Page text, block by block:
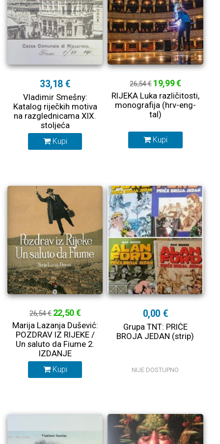
33,18 €
Vladimir Smešny:
Katalog riječkih motiva
na razglednicama XIX.
stoljeća
Kupi
26,54 € 19,99 €
RIJEKA Luka različitosti,
monografija (hrv-eng-
tal)
Kupi
26,54 € 22,50 €
Marija Lazanja Dušević:
POZDRAV IZ RIJEKE /
Un saluto da Fiume 2.
IZDANJE
Kupi
0,00 €
Grupa TNT: PRIČE
BROJA JEDAN (strip)
NIJE DOSTUPNO